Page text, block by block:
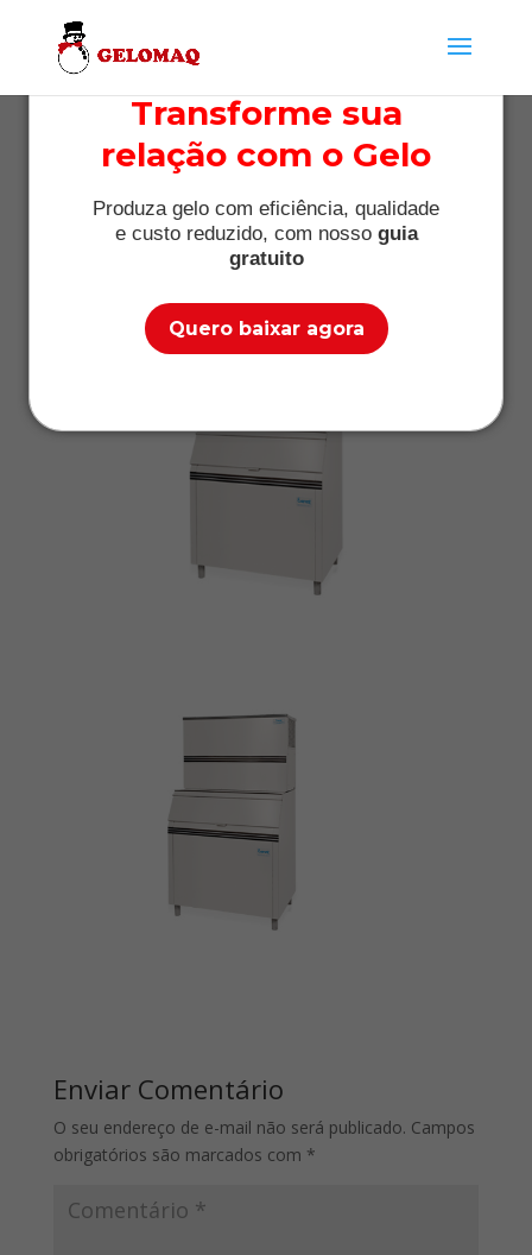
Transforme sua
relação com o Gelo
Produza gelo com eficiência, qualidade
e custo reduzido, com nosso guia
gratuito
Quero baixar agora
Máquina de gelo para
bar-2
|nov 8, 2017
Enviar Comentário
O seu endereço de e-mail não será publicado. Campos
obrigatórios são marcados com *